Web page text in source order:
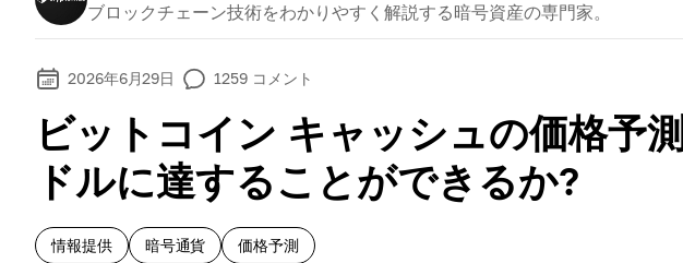
ブロックチェーン技術をわかりやすく解説する暗号資産の専門家。
2026年6月29日 1259 コメント
ビットコイン キャッシュの価格予
ドルに達することができるか?
情報提供 暗号通貨 価格予測